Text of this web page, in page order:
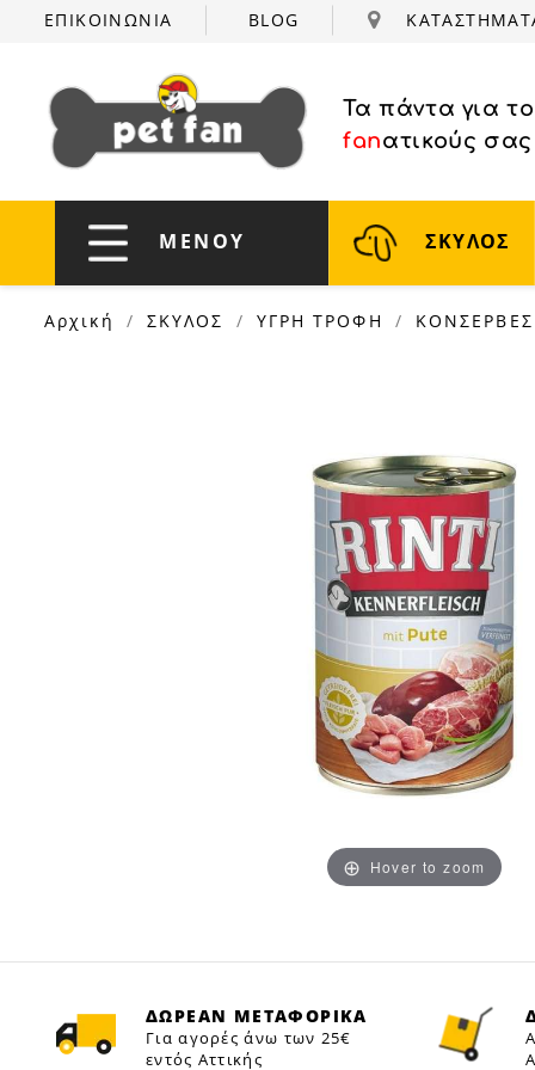
ΕΠΙΚΟΙΝΩΝΙΑ BLOG
Τα πάντα για
fanατικούς
ΜΕΝΟΥ ΣΚΥΛΟΣ
Αρχική ΣΚΥΛΟΣ ΥΓΡΗ ΤΡΟΦΗ ΚΟΝΣΕΡΒΕΣ
Hover to zoom
ΔΩΡΕΑΝ ΜΕΤΑΦΟΡΙΚΑ
Για αγορές άνω των 25€
εντός Αττικής